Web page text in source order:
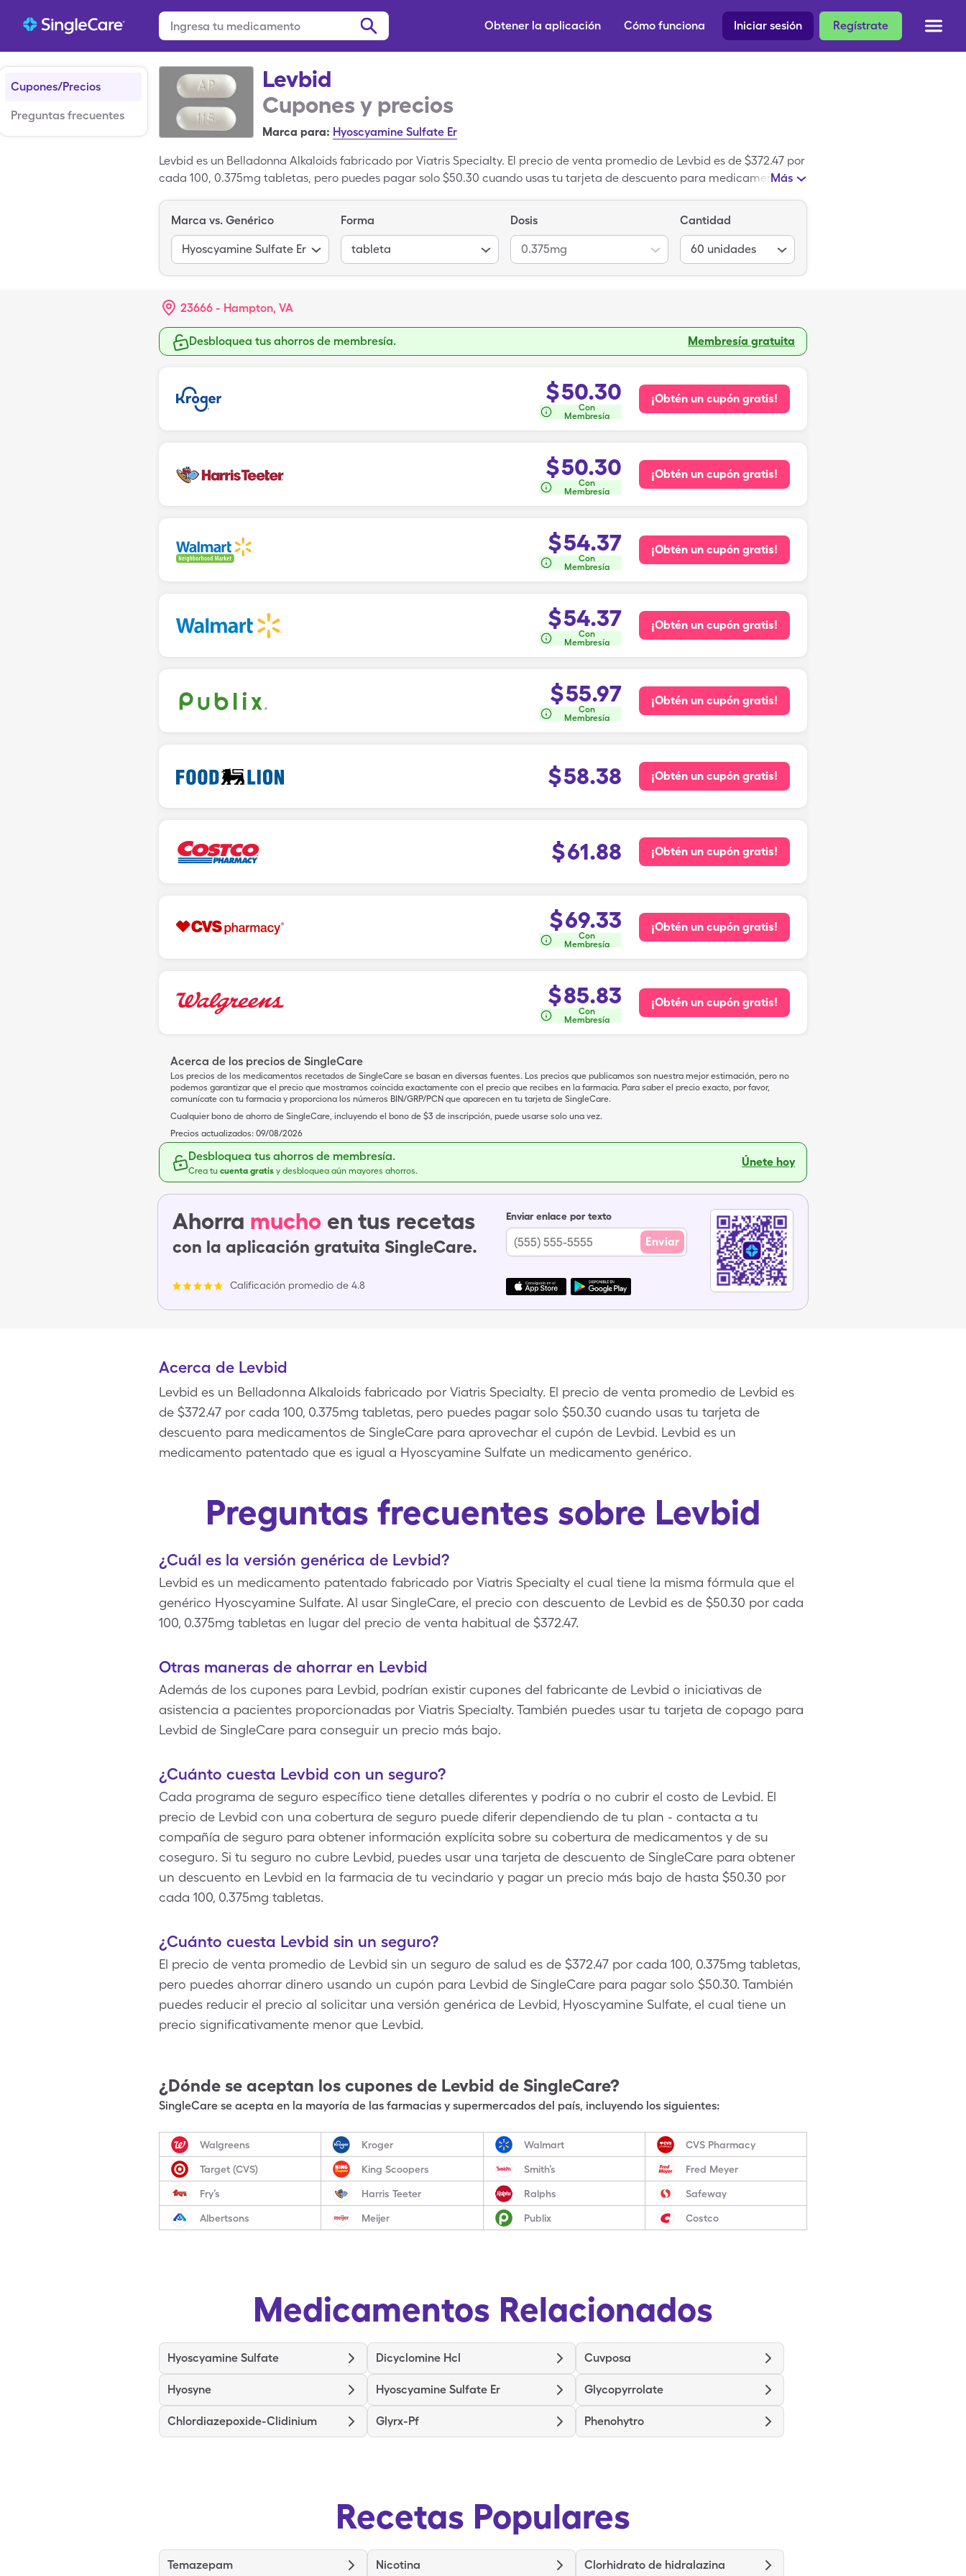
Regístrate
Iniciar sesión
Cómo funciona
Obtener la aplicación
Cupones/Precios
Preguntas frecuentes
Levbid
Cupones y precios
Marca para: Hyoscyamine Sulfate Er
Levbid es un Belladonna Alkaloids fabricado por Viatris Specialty. El precio de venta promedio de Levbid es de $372.47 por
cada 100, 0.375mg tabletas, pero puedes pagar solo $50.30 cuando usas tu tarjeta de descuento para medicamentos de
Sulfate un medicamento genérico.
Más
Marca vs. Genérico
Hyoscyamine Sulfate Er
Forma
tableta
Dosis
0.375mg
Cantidad
60 unidades
23666 - Hampton, VA
Desbloquea tus ahorros de membresía. Membresía gratuita
$50.30
Con
Membresía
¡Obtén un cupón gratis!
$50.30
Con
Membresía
¡Obtén un cupón gratis!
$54.37
Con
Membresía
¡Obtén un cupón gratis!
$54.37
Con
Membresía
¡Obtén un cupón gratis!
$55.97
Con
Membresía
¡Obtén un cupón gratis!
$58.38 ¡Obtén un cupón gratis!
$61.88 ¡Obtén un cupón gratis!
$69.33
Con
Membresía
¡Obtén un cupón gratis!
$85.83
Con
Membresía
¡Obtén un cupón gratis!
Acerca de los precios de SingleCare
Los precios de los medicamentos recetados de SingleCare se basan en diversas fuentes. Los precios que publicamos son nuestra mejor estimación, pero no
podemos garantizar que el precio que mostramos coincida exactamente con el precio que recibes en la farmacia. Para saber el precio exacto, por favor,
comunícate con tu farmacia y proporciona los números BIN/GRP/PCN que aparecen en tu tarjeta de SingleCare.
Cualquier bono de ahorro de SingleCare, incluyendo el bono de $3 de inscripción, puede usarse solo una vez.
Precios actualizados: 09/08/2026
Desbloquea tus ahorros de membresía.
Crea tu cuenta gratis y desbloquea aún mayores ahorros.
Únete hoy
Ahorra mucho en tus recetas
con la aplicación gratuita SingleCare.
Calificación promedio de 4.8
Enviar enlace por texto
Enviar
Acerca de Levbid
Levbid es un Belladonna Alkaloids fabricado por Viatris Specialty. El precio de venta promedio de Levbid es
de $372.47 por cada 100, 0.375mg tabletas, pero puedes pagar solo $50.30 cuando usas tu tarjeta de
descuento para medicamentos de SingleCare para aprovechar el cupón de Levbid. Levbid es un
medicamento patentado que es igual a Hyoscyamine Sulfate un medicamento genérico.
Preguntas frecuentes sobre Levbid
¿Cuál es la versión genérica de Levbid?
Levbid es un medicamento patentado fabricado por Viatris Specialty el cual tiene la misma fórmula que el
genérico Hyoscyamine Sulfate. Al usar SingleCare, el precio con descuento de Levbid es de $50.30 por cada
100, 0.375mg tabletas en lugar del precio de venta habitual de $372.47.
Otras maneras de ahorrar en Levbid
Además de los cupones para Levbid, podrían existir cupones del fabricante de Levbid o iniciativas de
asistencia a pacientes proporcionadas por Viatris Specialty. También puedes usar tu tarjeta de copago para
Levbid de SingleCare para conseguir un precio más bajo.
¿Cuánto cuesta Levbid con un seguro?
Cada programa de seguro específico tiene detalles diferentes y podría o no cubrir el costo de Levbid. El
precio de Levbid con una cobertura de seguro puede diferir dependiendo de tu plan - contacta a tu
compañía de seguro para obtener información explícita sobre su cobertura de medicamentos y de su
coseguro. Si tu seguro no cubre Levbid, puedes usar una tarjeta de descuento de SingleCare para obtener
un descuento en Levbid en la farmacia de tu vecindario y pagar un precio más bajo de hasta $50.30 por
cada 100, 0.375mg tabletas.
¿Cuánto cuesta Levbid sin un seguro?
El precio de venta promedio de Levbid sin un seguro de salud es de $372.47 por cada 100, 0.375mg tabletas,
pero puedes ahorrar dinero usando un cupón para Levbid de SingleCare para pagar solo $50.30. También
puedes reducir el precio al solicitar una versión genérica de Levbid, Hyoscyamine Sulfate, el cual tiene un
precio significativamente menor que Levbid.
¿Dónde se aceptan los cupones de Levbid de SingleCare?
SingleCare se acepta en la mayoría de las farmacias y supermercados del país, incluyendo los siguientes:
Walgreens Kroger Walmart CVS Pharmacy
Target (CVS) King Scoopers Smith’s Fred Meyer
Fry’s Harris Teeter Ralphs Safeway
Albertsons Meijer Publix Costco
Medicamentos Relacionados
Hyoscyamine Sulfate Dicyclomine Hcl Cuvposa
Hyosyne Hyoscyamine Sulfate Er Glycopyrrolate
Chlordiazepoxide-Clidinium Glyrx-Pf Phenohytro
Recetas Populares
Temazepam Nicotina Clorhidrato de hidralazina